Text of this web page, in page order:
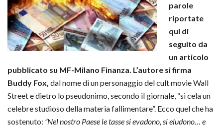
parole
riportate
qui di
seguito da
un articolo
pubblicato su MF-Milano Finanza. L’autore si firma
Buddy Fox, dal nome di un personaggio del cult movie Wall
Street e dietro lo pseudonimo, secondo il giornale, “si cela un
celebre studioso della materia fallimentare”. Ecco quel che ha
sostenuto: ”Nel nostro Paese le tasse si evadono, si eludono… e